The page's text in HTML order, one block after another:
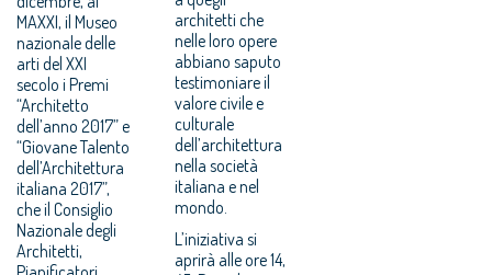
MAXXI, il Museo
nazionale delle
arti del XXI
secolo i Premi
“Architetto
dell’anno 2017” e
“Giovane Talento
dell’Architettura
italiana 2017”,
che il Consiglio
Nazionale degli
Architetti,
architetti che
nelle loro opere
abbiano saputo
testimoniare il
valore civile e
culturale
dell’architettura
nella società
italiana e nel
mondo.
L’iniziativa si
aprirà alle ore 14,